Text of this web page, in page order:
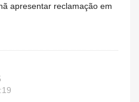
apresentar reclamação em